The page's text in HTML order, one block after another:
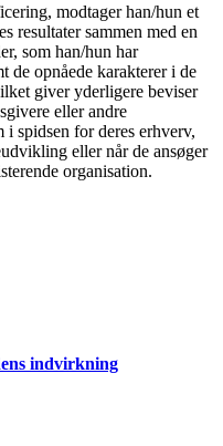
modtager han/hun et
resultater sammen med en
som han/hun har
de opnåede karakterer i de
giver yderligere beviser
eller andre
i spidsen for deres erhverv,
eller når de ansøger
organisation.
indvirkning